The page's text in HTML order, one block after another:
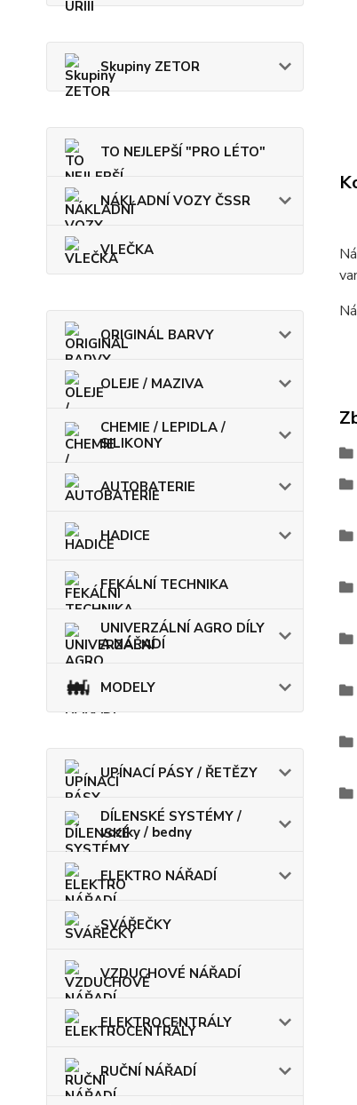
Skupiny ZETOR
TO NEJLEPŠÍ "PRO LÉTO"
NÁKLADNÍ VOZY ČSSR
VLEČKA
ORIGINÁL BARVY
OLEJE / MAZIVA
CHEMIE / LEPIDLA /
SILIKONY
AUTOBATERIE
HADICE
FEKÁLNÍ TECHNIKA
UNIVERZÁLNÍ AGRO DÍLY
A NÁŘADÍ
MODELY
UPÍNACÍ PÁSY / ŘETĚZY
DÍLENSKÉ SYSTÉMY /
vozíky / bedny
ELEKTRO NÁŘADÍ
SVÁŘEČKY
VZDUCHOVÉ NÁŘADÍ
ELEKTROCENTRÁLY
RUČNÍ NÁŘADÍ